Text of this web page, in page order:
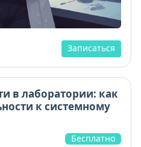
Записаться
в лаборатории: как
к системному
Бесплатно